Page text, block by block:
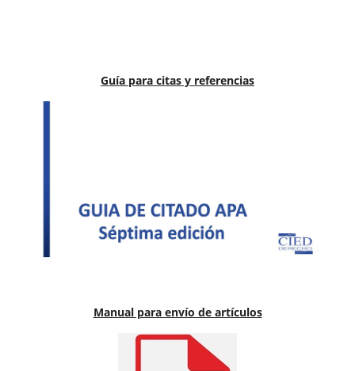
Guía para citas y referencias
Manual para envío de artículos